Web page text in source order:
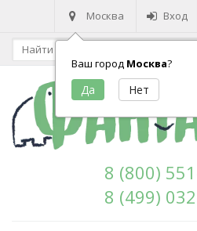
Москва
Ваш город Москва?
Вход
8 (800)
8 (499)